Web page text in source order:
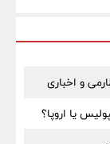
و اخباری
یا اروپا؟